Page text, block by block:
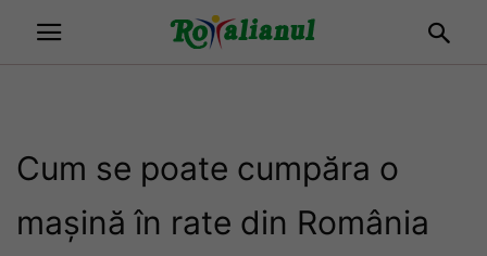
Cum se poate cumpăra o
mașină în rate din România